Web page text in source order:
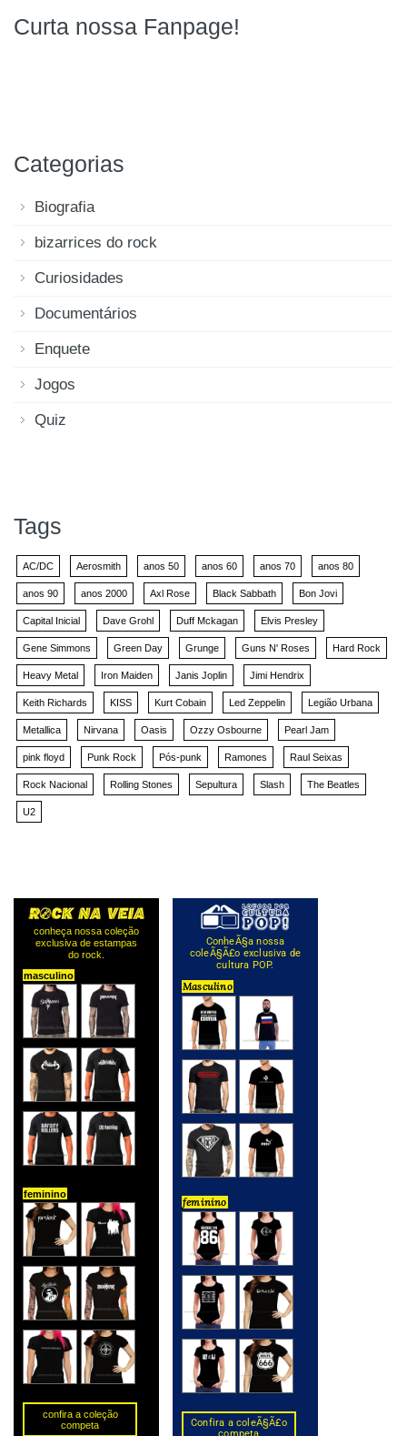
Curta nossa Fanpage!
Categorias
Biografia
bizarrices do rock
Curiosidades
Documentários
Enquete
Jogos
Quiz
Tags
AC/DC Aerosmith anos 50 anos 60 anos 70 anos 80
anos 90 anos 2000 Axl Rose Black Sabbath Bon Jovi
Capital Inicial Dave Grohl Duff Mckagan Elvis Presley
Gene Simmons Green Day Grunge Guns N' Roses Hard Rock
Heavy Metal Iron Maiden Janis Joplin Jimi Hendrix
Keith Richards KISS Kurt Cobain Led Zeppelin Legião Urbana
Metallica Nirvana Oasis Ozzy Osbourne Pearl Jam
pink floyd Punk Rock Pós-punk Ramones Raul Seixas
Rock Nacional Rolling Stones Sepultura Slash The Beatles
U2